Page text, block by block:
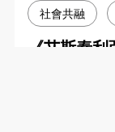
社會共融
《艾斯泰